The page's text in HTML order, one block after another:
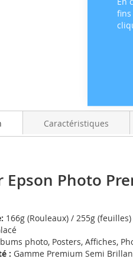
fins
Epson Photo
166g (Rouleaux) / 255g
photo, Posters, Affiches,
: Gamme Premium Semi
Caractéristiques